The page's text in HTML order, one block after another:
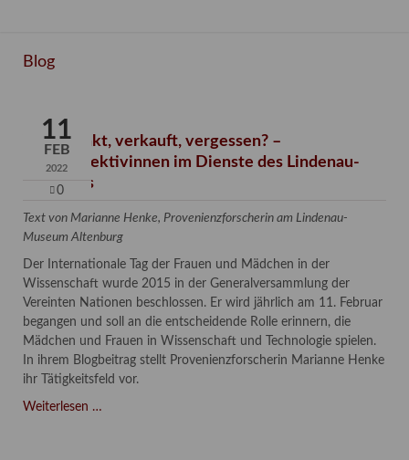
Blog
11
FEB
2022
0
Verschenkt, verkauft, vergessen? –
Kunstdetektivinnen im Dienste des Lindenau-
Museums
Text von Marianne Henke, Provenienzforscherin am Lindenau-
Museum Altenburg
Der Internationale Tag der Frauen und Mädchen in der
Wissenschaft wurde 2015 in der Generalversammlung der
Vereinten Nationen beschlossen. Er wird jährlich am 11. Februar
begangen und soll an die entscheidende Rolle erinnern, die
Mädchen und Frauen in Wissenschaft und Technologie spielen.
In ihrem Blogbeitrag stellt Provenienzforscherin Marianne Henke
ihr Tätigkeitsfeld vor.
Weiterlesen …